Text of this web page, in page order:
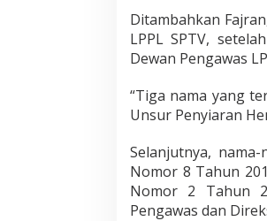
Ditambahkan
LPPL SPTV,
Dewan Pengawas
“Tiga nama yang
Unsur Penyiaran
Selanjutnya,
Nomor 8 Tahun
Nomor 2 Tahun
Pengawas dan